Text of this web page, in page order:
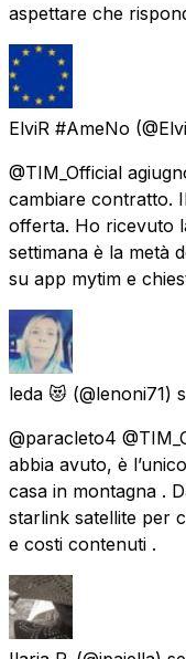
aspettare che
ElviR #AmeNo
@TIM_Official
cambiare contratto.
offerta. Ho ricevuto
settimana è la metà
su app mytim e
leda 😻 (@lenoni71)
@paracleto4
abbia avuto, è
casa in montagna .
starlink satellite per
e costi contenuti .